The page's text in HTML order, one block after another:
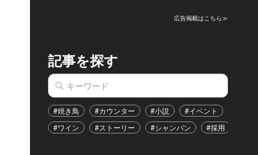
広告掲載はこちら≫
記事を探す
#焼き鳥 #カウンター #小説 #イベント
#ワイン
#ストーリー #シャンパン #採用